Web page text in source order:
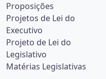
Proposições
Projetos de Lei do
Executivo
Projeto de Lei do
Legislativo
Matérias Legislativas